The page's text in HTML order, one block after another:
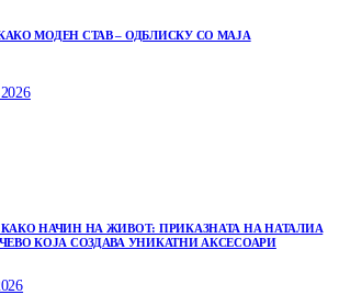
МОДЕН СТАВ – ОДБЛИСКУ СО МАЈА
НАЧИН НА ЖИВОТ: ПРИКАЗНАТА НА НАТАЛИА
КОЈА СОЗДАВА УНИКАТНИ АКСЕСОАРИ